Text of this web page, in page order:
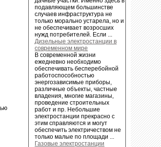
подавляющем большинстве
случаев инфраструктура не
только морально устарела, но и
не обеспечивает возросших
нужд потребителей. Если ...
Дизельные электростанции в
современном мире
В современной жизни
ежедневно необходимо
обеспечивать бесперебойной
работоспособностью
энергозависимые приборы,
различные объекты, частные
владения, многие магазины,
проведение строительных
работ и пр. Небольшие
электростанции прекрасно с
этим справляются и могут
обеспечить электричеством не
только малые по площади ...
Газовые электростанции